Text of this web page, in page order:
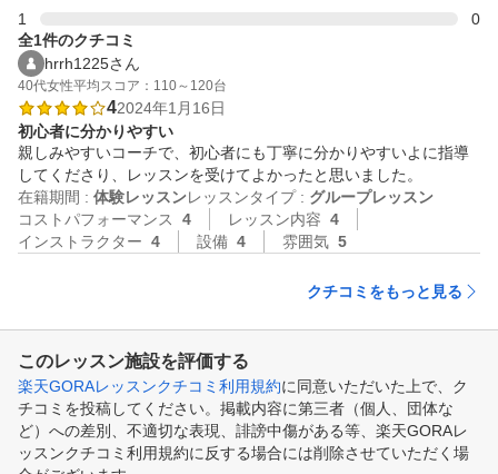
1
0
全1件のクチコミ
hrrh1225さん
40代女性平均スコア：110～120台
42024年1月16日
初心者に分かりやすい
親しみやすいコーチで、初心者にも丁寧に分かりやすいよに指導
在籍期間 : 体験レッスンレッスンタイプ : グループレッスン
コストパフォーマンス
4 レッスン内容 4
インストラクター 4 設備 4 雰囲気 5
クチコミをもっと見る
このレッスン施設を評価する
楽天GORAレッスンクチコミ利用規約に同意いただいた上で、ク
チコミを投稿してください。掲載内容に第三者（個人、団体な
ど）への差別、不適切な表現、誹謗中傷がある等、楽天GORAレ
ッスンクチコミ利用規約に反する場合には削除させていただく場